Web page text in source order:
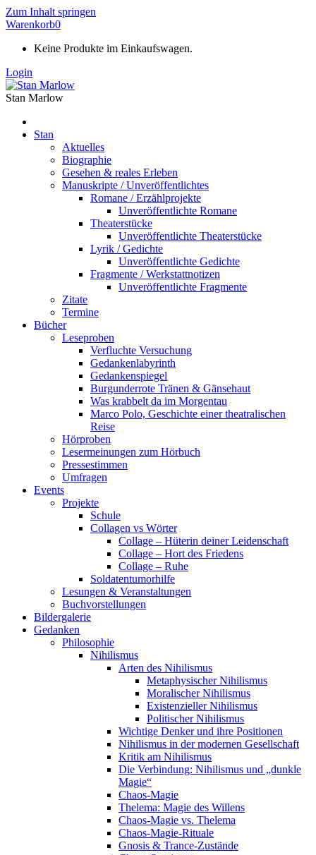
Zum Inhalt springen
Warenkorb0
Keine Produkte im Einkaufswagen.
Login
Stan Marlow
Stan
Aktuelles
Biographie
Gesehen & reales Erleben
Manuskripte / Unveröffentlichtes
Romane / Erzählprojekte
Unveröffentlichte Romane
Theaterstücke
Unveröffentlichte Theaterstücke
Lyrik / Gedichte
Unveröffentlichte Gedichte
Fragmente / Werkstattnotizen
Unveröffentlichte Fragmente
Zitate
Termine
Bücher
Leseproben
Verfluchte Versuchung
Gedankenlabyrinth
Gedankenspiegel
Burgunderrote Tränen & Gänsehaut
Was krabbelt da im Morgentau
Marco Polo, Geschichte einer theatralischen
Reise
Hörproben
Lesermeinungen zum Hörbuch
Pressestimmen
Umfragen
Events
Projekte
Schule
Collagen vs Wörter
Collage – Hüterin deiner Leidenschaft
Collage – Hort des Friedens
Collage – Ruhe
Soldatentumorhilfe
Lesungen & Veranstaltungen
Buchvorstellungen
Bildergalerie
Gedanken
Philosophie
Nihilismus
Arten des Nihilismus
Metaphysischer Nihilismus
Moralischer Nihilismus
Existenzieller Nihilismus
Politischer Nihilismus
Wichtige Denker und ihre Positionen
Nihilismus in der modernen Gesellschaft
Kritik am Nihilismus
Die Verbindung: Nihilismus und „dunkle
Magie“
Chaos-Magie
Thelema: Magie des Willens
Chaos-Magie vs. Thelema
Chaos-Magie-Rituale
Gnosis & Trance-Zustände